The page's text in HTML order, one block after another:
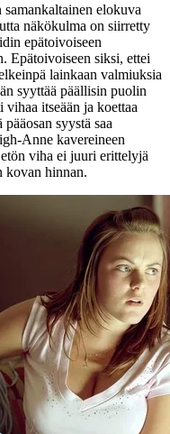
elokuva
näkökulma on siirretty
epätoivoiseen
Epätoivoiseen siksi, ettei
lainkaan valmiuksia
syyttää päällisin puolin
vihaa itseään ja koettaa
syystä saa
Anne kavereineen
viha ei juuri erittelyjä
kovan hinnan.